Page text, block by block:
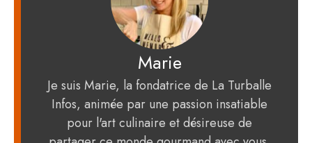
Marie
Je suis Marie, la fondatrice de La Turballe
Infos, animée par une passion insatiable
pour l'art culinaire et désireuse de